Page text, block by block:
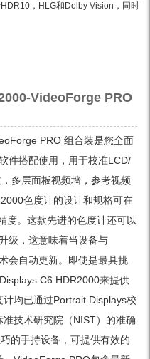
，HLG和Dolby Vision，同时
VideoForge PRO
PRO 组合装是您全面
件搭配使用，用于校准LCD/
多层面板视频墙，参考视频
色度计的设计和规格可在
度。这款先进的色度计还可以
级，这意味着当设备与
会自动更新。即使是最具挑
C6 HDR2000来提供
均已通过Portrait Displays校
技术研究院（NIST）的准确
的手持设备，可提供有效的